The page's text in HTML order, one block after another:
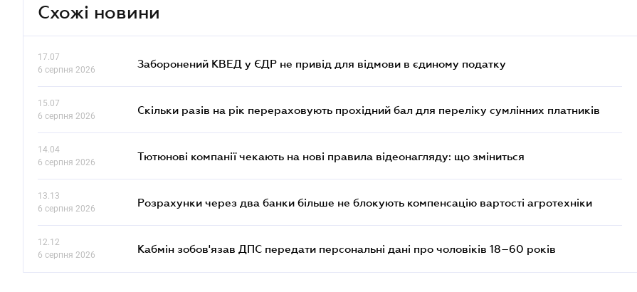
Схожі новини
17.07
6 серпня 2026
Заборонений КВЕД у ЄДР не привід для відмови в єдиному податку
15.07
6 серпня 2026
Скільки разів на рік перераховують прохідний бал для переліку сумлінних платників
14.04
6 серпня 2026
Тютюнові компанії чекають на нові правила відеонагляду: що зміниться
13.13
6 серпня 2026
Розрахунки через два банки більше не блокують компенсацію вартості агротехніки
12.12
6 серпня 2026
Кабмін зобов'язав ДПС передати персональні дані про чоловіків 18–60 років